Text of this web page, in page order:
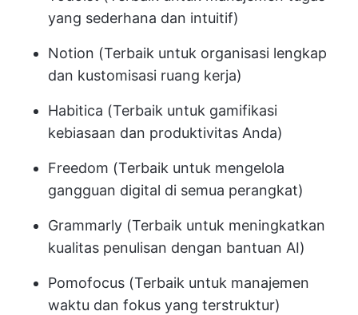
yang sederhana dan intuitif)
Notion (Terbaik untuk organisasi lengkap
dan kustomisasi ruang kerja)
Habitica (Terbaik untuk gamifikasi
kebiasaan dan produktivitas Anda)
Freedom (Terbaik untuk mengelola
gangguan digital di semua perangkat)
Grammarly (Terbaik untuk meningkatkan
kualitas penulisan dengan bantuan AI)
Pomofocus (Terbaik untuk manajemen
waktu dan fokus yang terstruktur)